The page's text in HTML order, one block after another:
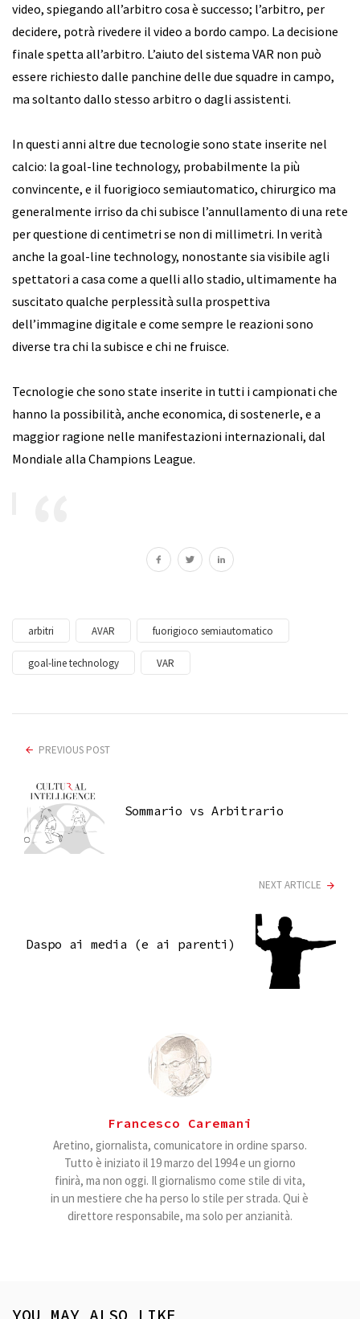
video, spiegando all’arbitro cosa è successo; l’arbitro, per
decidere, potrà rivedere il video a bordo campo. La decisione
finale spetta all’arbitro. L’aiuto del sistema VAR non può
essere richiesto dalle panchine delle due squadre in campo,
ma soltanto dallo stesso arbitro o dagli assistenti.
In questi anni altre due tecnologie sono state inserite nel
calcio: la goal-line technology, probabilmente la più
convincente, e il fuorigioco semiautomatico, chirurgico ma
generalmente irriso da chi subisce l’annullamento di una rete
per questione di centimetri se non di millimetri. In verità
anche la goal-line technology, nonostante sia visibile agli
spettatori a casa come a quelli allo stadio, ultimamente ha
suscitato qualche perplessità sulla prospettiva
dell’immagine digitale e come sempre le reazioni sono
diverse tra chi la subisce e chi ne fruisce.
Tecnologie che sono state inserite in tutti i campionati che
hanno la possibilità, anche economica, di sostenerle, e a
maggior ragione nelle manifestazioni internazionali, dal
Mondiale alla Champions League.
arbitri AVAR fuorigioco semiautomatico
goal-line technology VAR
PREVIOUS POST
Sommario vs Arbitrario
NEXT ARTICLE
Daspo ai media (e ai parenti)
Francesco Caremani
Aretino, giornalista, comunicatore in ordine sparso.
Tutto è iniziato il 19 marzo del 1994 e un giorno
finirà, ma non oggi. Il giornalismo come stile di vita,
in un mestiere che ha perso lo stile per strada. Qui è
direttore responsabile, ma solo per anzianità.
YOU MAY ALSO LIKE